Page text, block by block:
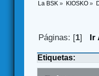
La BSK » KIOSKO»
Páginas: [1] Ir
Etiquetas: